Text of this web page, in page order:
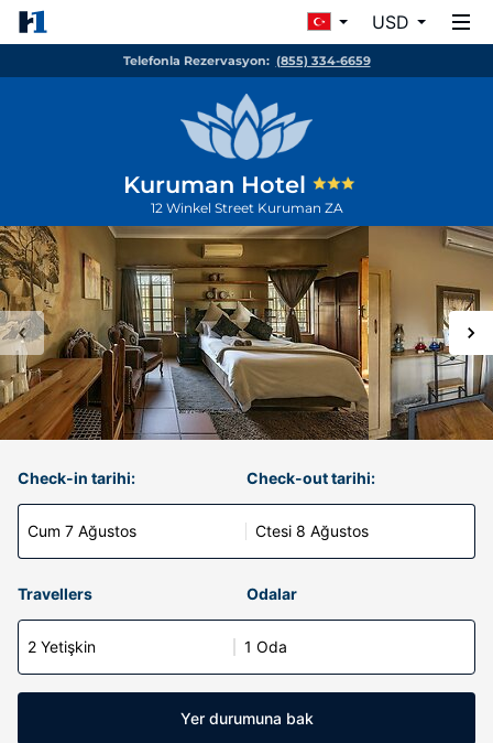
USD
Telefonla Rezervasyon: (855) 334-6659
Kuruman Hotel
12 Winkel Street Kuruman ZA
Check-in tarihi:
Cum 7 Ağustos
Check-out tarihi:
Ctesi 8 Ağustos
Travellers Odalar
2 Yetişkin 1 Oda
Yer durumuna bak